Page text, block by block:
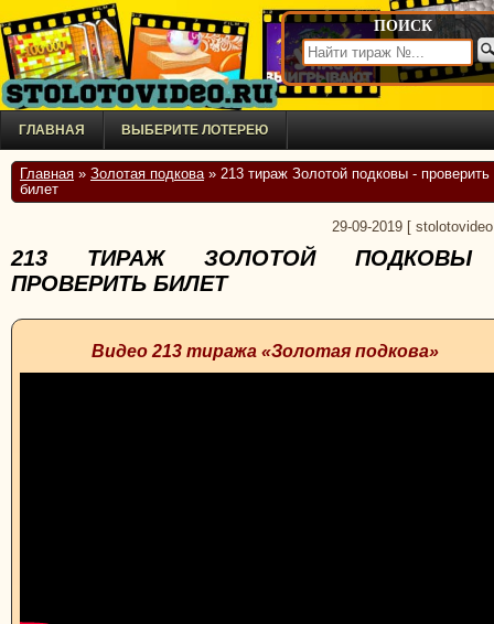
ПОИСК
ГЛАВНАЯ ВЫБЕРИТЕ ЛОТЕРЕЮ
Главная » Золотая подкова» 213 тираж Золотой подковы - проверить
билет
29-09-2019
213 ТИРАЖ ЗОЛОТОЙ
ПРОВЕРИТЬ БИЛЕТ
Видео 213 тиража «Золотая подкова»